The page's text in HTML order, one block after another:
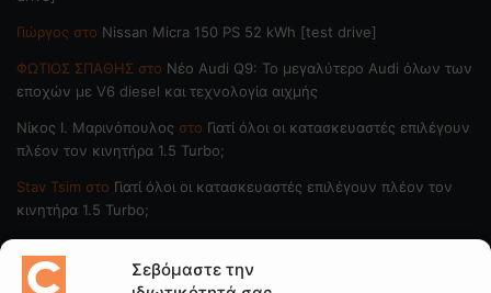
Σεβόμαστε την
Γιώργος στο Nissan Micra 150 PS 52 kWh [test drive]
ΦΩΤΙΟΣ ΣΠΑΘΗΣ στο Νέο Audi Q9: Το μεγαλύτερο Audi όλων των
εποχών με V6 diesel και τεχνολογία αιχμής
Nίκος Ι. Mαρινόπουλος στο Γιατί όλοι οι κατασκευαστές επιλέγουν
πλέον τον κινητήρα 1.5 Turbo;
Stav Tsim στο Γιατί όλοι οι κατασκευαστές επιλέγουν πλέον τον
κινητήρα 1.5 Turbo;
ΠΟΙΟΙ ΓΡΑΦΟΥΝ